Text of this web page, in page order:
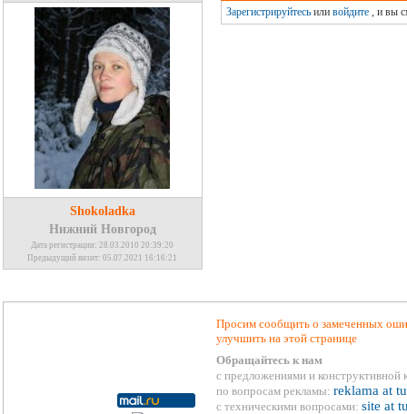
Shokoladka
Нижний Новгород
Дата регистрации: 28.03.2010 20:39:20
Предыдущий визит: 05.07.2021 16:16:21
Зарегистрируйтесьили войдите, и вы
Просим сообщить о замеченных
улучшить на этой странице
Обращайтесь к нам
с предложениями и конструктивной
по вопросам рекламы: reklama at
с техническими вопросами: site at